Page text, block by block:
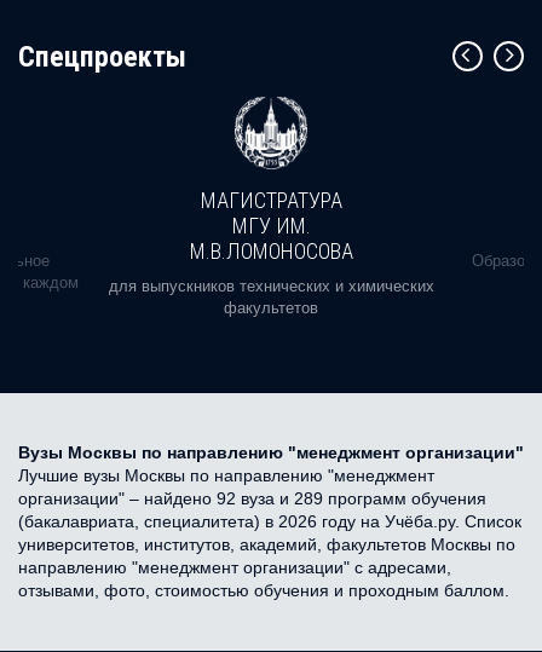
Cпецпроекты
в каждом
МАГИСТРАТУРА
МГУ ИМ.
М.В.ЛОМОНОСОВА
для выпускников технических и химических
факультетов
Вузы Москвы по направлению "менеджмент организации"
Лучшие вузы Москвы по направлению "менеджмент
организации" – найдено 92 вуза и 289 программ обучения
(бакалавриата, специалитета) в 2026 году на Учёба.ру. Список
университетов, институтов, академий, факультетов Москвы по
направлению "менеджмент организации" с адресами,
отзывами, фото, стоимостью обучения и проходным баллом.